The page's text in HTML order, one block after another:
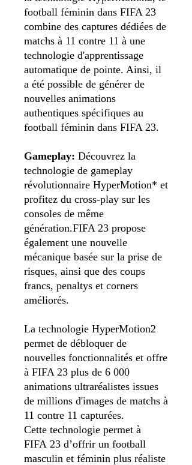
football féminin dans FIFA 23
combine des captures dédiées de
matchs à 11 contre 11 à une
technologie d'apprentissage
automatique de pointe. Ainsi, il
a été possible de générer de
nouvelles animations
authentiques spécifiques au
football féminin dans FIFA 23.
Gameplay: Découvrez la
technologie de gameplay
révolutionnaire HyperMotion* et
profitez du cross-play sur les
consoles de même
génération.FIFA 23 propose
également une nouvelle
mécanique basée sur la prise de
risques, ainsi que des coups
francs, penaltys et corners
améliorés.
La technologie HyperMotion2
permet de débloquer de
nouvelles fonctionnalités et offre
à FIFA 23 plus de 6 000
animations ultraréalistes issues
de millions d'images de matchs à
11 contre 11 capturées.
Cette technologie permet à
FIFA 23 d’offrir un football
masculin et féminin plus réaliste